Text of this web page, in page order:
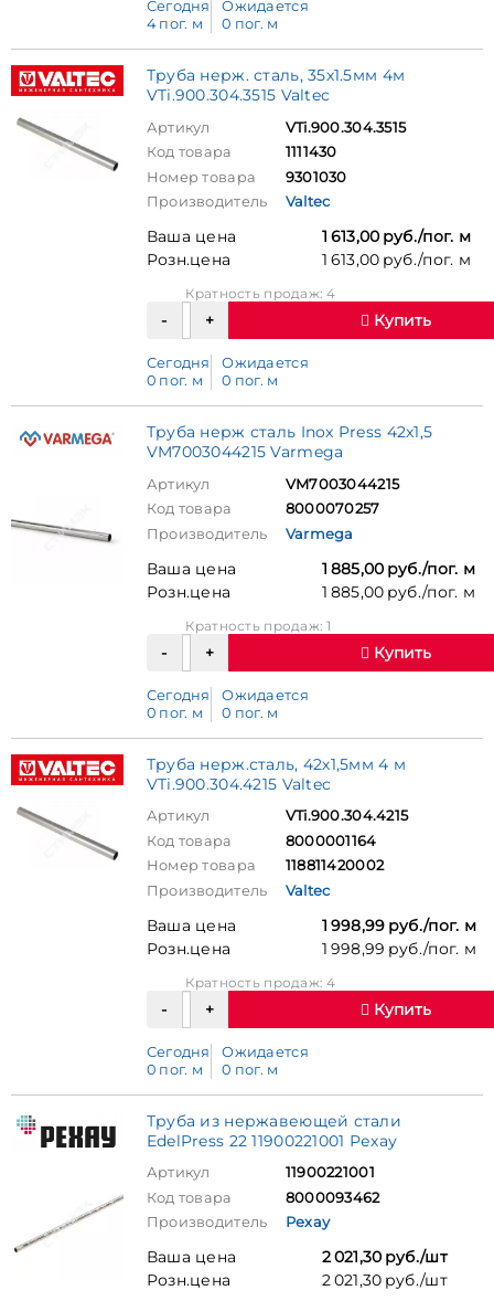
Сегодня
4 пог. м
Ожидается
0 пог. м
Труба нерж. сталь, 35х1.5мм 4м
VTi.900.304.3515 Valtec
Артикул
VTi.900.304.3515
Код товара
1111430
Номер товара
9301030
Производитель
Valtec
Ваша цена
1 613,00 руб./пог. м
Розн.цена
1 613,00 руб./пог. м
Кратность продаж: 4
Купить
Сегодня
0 пог. м
Ожидается
0 пог. м
Труба нерж сталь Inox Press 42x1,5
VM7003044215 Varmega
Артикул
VM7003044215
Код товара
8000070257
Производитель
Varmega
Ваша цена
1 885,00 руб./пог. м
Розн.цена
1 885,00 руб./пог. м
Кратность продаж: 1
Купить
Сегодня
0 пог. м
Ожидается
0 пог. м
Труба нерж.сталь, 42х1,5мм 4 м
VTi.900.304.4215 Valtec
Артикул
VTi.900.304.4215
Код товара
8000001164
Номер товара
118811420002
Производитель
Valtec
Ваша цена
1 998,99 руб./пог. м
Розн.цена
1 998,99 руб./пог. м
Кратность продаж: 4
Купить
Сегодня
0 пог. м
Ожидается
0 пог. м
Труба из нержавеющей стали
EdelPress 22 11900221001 Рехау
Артикул
11900221001
Код товара
8000093462
Производитель
Рехау
Ваша цена
2 021,30 руб./шт
Розн.цена
2 021,30 руб./шт